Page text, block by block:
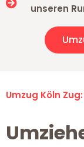
unseren
Umzug Köln